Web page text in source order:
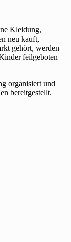
Kleidung,
neu kauft,
gehört, werden
feilgeboten
organisiert und
bereitgestellt.